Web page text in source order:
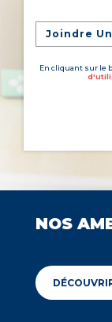
Joindre
En cliquant sur le
NOS